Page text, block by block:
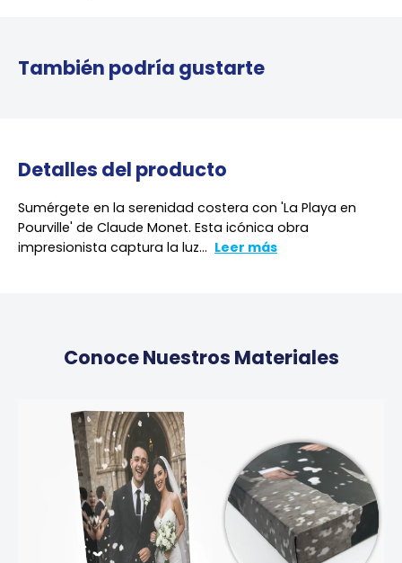
También podría gustarte
Detalles del producto
Sumérgete en la serenidad costera con 'La Playa en
Pourville' de Claude Monet. Esta icónica obra
impresionista captura la luz... Leer más
Conoce Nuestros Materiales